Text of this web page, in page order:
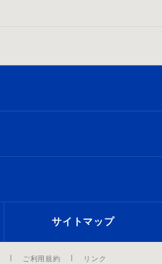
サイトマップ
ご利用規約 リンク